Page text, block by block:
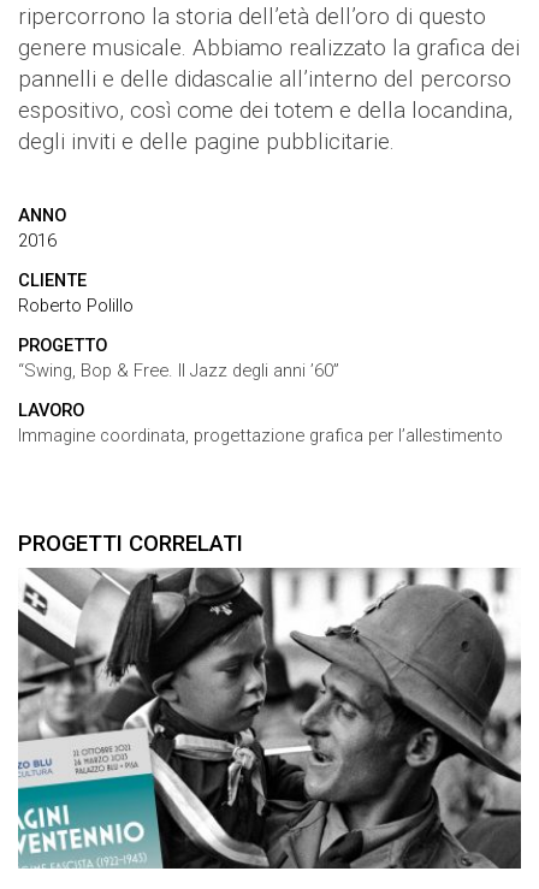
ripercorrono la storia dell’età dell’oro di questo
genere musicale. Abbiamo realizzato la grafica dei
pannelli e delle didascalie all’interno del percorso
espositivo, così come dei totem e della locandina,
degli inviti e delle pagine pubblicitarie.
ANNO
2016
CLIENTE
Roberto Polillo
PROGETTO
“Swing, Bop & Free. Il Jazz degli anni ’60”
LAVORO
Immagine coordinata, progettazione grafica per l’allestimento
PROGETTI CORRELATI